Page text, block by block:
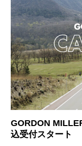
GORDON
込受付スタート